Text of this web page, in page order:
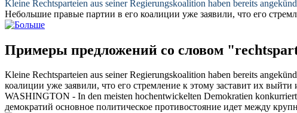
Kleine Rechtsparteien aus seiner Regierungskoalition haben bereits
Небольшие правые партии в его коалиции уже заявили, что его
Примеры предложений со словом
Kleine Rechtsparteien aus seiner Regierungskoalition haben bereits
коалиции уже заявили, что его стремление к этому заставит их выйти
WASHINGTON - In den meisten hochentwickelten Demokratien
демократий основное политическое противостояние идет между